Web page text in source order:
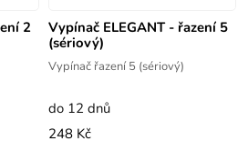
2
Vypínač ELEGANT - řazení 5
(sériový)
Vypínač řazení 5 (sériový)
do 12 dnů
248 Kč